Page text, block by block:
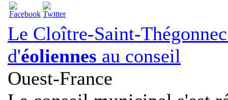
Le Cloître-Saint-
d'éoliennes au conseil
Ouest-France